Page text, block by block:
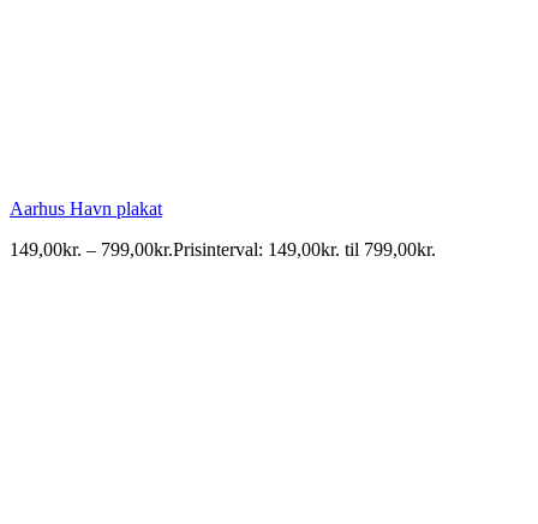
Aarhus Havn plakat
149,00kr. – 799,00kr.Prisinterval: 149,00kr. til 799,00kr.